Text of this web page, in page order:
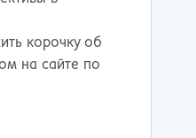
корочку об
на сайте по